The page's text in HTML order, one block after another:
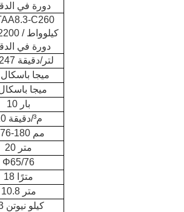
دورة في
C260
دورة في
2 × 247 لتر/دقيقة
32 ميجا باسكال
4 ميجا
10 بار
10 م³/دقيقة
Φ76-180 مم
20 متر
Φ65/76
18 مترًا
10.8 متر
43 كيلو نيوتن